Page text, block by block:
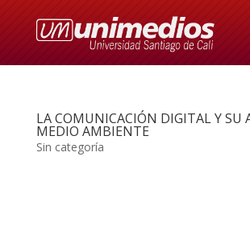
LA COMUNICACIÓN DIGITAL Y SU
MEDIO AMBIENTE
Sin categoría